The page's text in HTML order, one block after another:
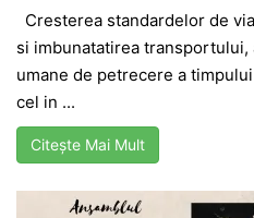
Cresterea standardelor de
si imbunatatirea transportului,
umane de petrecere a
cel in ...
Citește Mai Mult